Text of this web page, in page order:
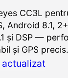
CC3L
Android 8.1,
și DSP —
și GPS precis.